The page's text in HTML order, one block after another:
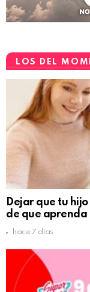
LOS DEL
Dejar que tu
de que aprenda
hace 7 días